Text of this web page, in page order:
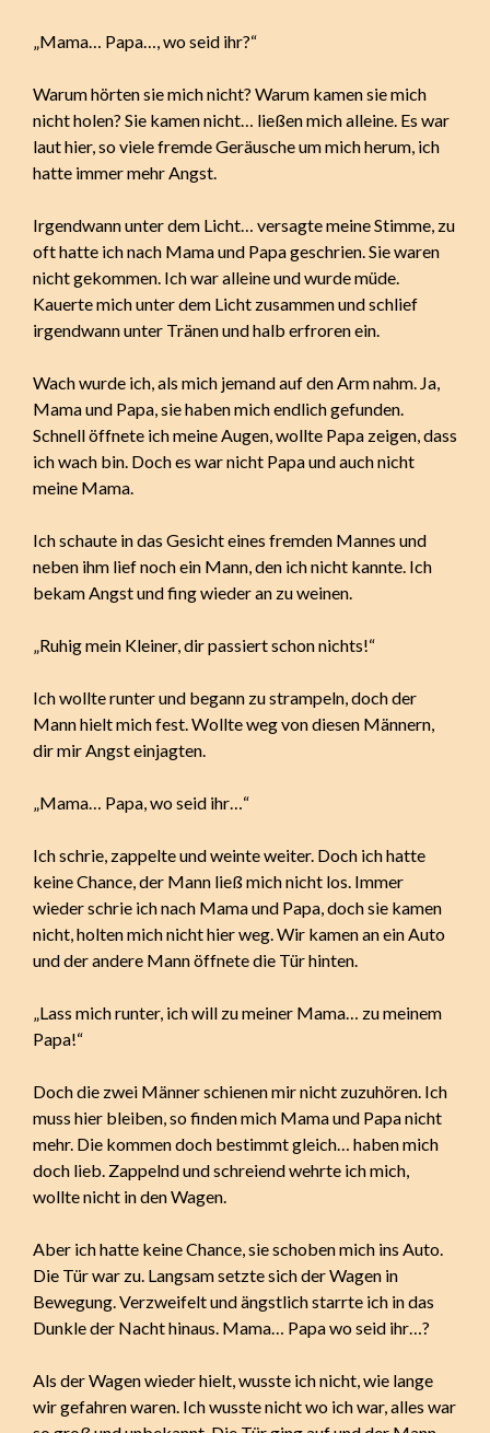
„Mama… Papa…, wo seid ihr?“
Warum hörten sie mich nicht? Warum kamen sie mich
nicht holen? Sie kamen nicht… ließen mich alleine. Es war
laut hier, so viele fremde Geräusche um mich herum, ich
hatte immer mehr Angst.
Irgendwann unter dem Licht… versagte meine Stimme, zu
oft hatte ich nach Mama und Papa geschrien. Sie waren
nicht gekommen. Ich war alleine und wurde müde.
Kauerte mich unter dem Licht zusammen und schlief
irgendwann unter Tränen und halb erfroren ein.
Wach wurde ich, als mich jemand auf den Arm nahm. Ja,
Mama und Papa, sie haben mich endlich gefunden.
Schnell öffnete ich meine Augen, wollte Papa zeigen, dass
ich wach bin. Doch es war nicht Papa und auch nicht
meine Mama.
Ich schaute in das Gesicht eines fremden Mannes und
neben ihm lief noch ein Mann, den ich nicht kannte. Ich
bekam Angst und fing wieder an zu weinen.
„Ruhig mein Kleiner, dir passiert schon nichts!“
Ich wollte runter und begann zu strampeln, doch der
Mann hielt mich fest. Wollte weg von diesen Männern,
dir mir Angst einjagten.
„Mama… Papa, wo seid ihr…“
Ich schrie, zappelte und weinte weiter. Doch ich hatte
keine Chance, der Mann ließ mich nicht los. Immer
wieder schrie ich nach Mama und Papa, doch sie kamen
nicht, holten mich nicht hier weg. Wir kamen an ein Auto
und der andere Mann öffnete die Tür hinten.
„Lass mich runter, ich will zu meiner Mama… zu meinem
Papa!“
Doch die zwei Männer schienen mir nicht zuzuhören. Ich
muss hier bleiben, so finden mich Mama und Papa nicht
mehr. Die kommen doch bestimmt gleich… haben mich
doch lieb. Zappelnd und schreiend wehrte ich mich,
wollte nicht in den Wagen.
Aber ich hatte keine Chance, sie schoben mich ins Auto.
Die Tür war zu. Langsam setzte sich der Wagen in
Bewegung. Verzweifelt und ängstlich starrte ich in das
Dunkle der Nacht hinaus. Mama… Papa wo seid ihr…?
Als der Wagen wieder hielt, wusste ich nicht, wie lange
wir gefahren waren. Ich wusste nicht wo ich war, alles war